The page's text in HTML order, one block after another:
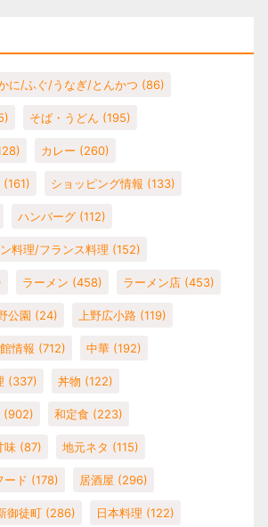
に/ふぐ/うなぎ/とんかつ (86)
そば・うどん (195)
カレー (260)
(161) ショッピング情報 (133)
ハンバーグ (112)
料理/フランス料理 (152)
ラーメン (458) ラーメン店 (453)
公園 (24) 上野広小路 (119)
情報 (712) 中華 (192)
(337) 丼物 (122)
(902) 和定食 (223)
味 (87) 地元ネタ (115)
ード (178) 居酒屋 (296)
御徒町 (286) 日本料理 (122)